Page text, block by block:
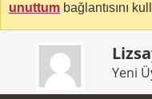
unuttum bağlantısını
Yeni